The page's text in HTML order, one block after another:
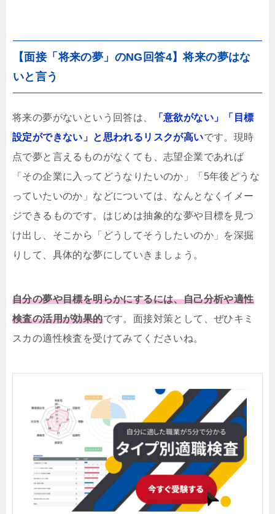
【面接「将来の夢」のNG回答4】将来の夢はな
いと言う
将来の夢がないという回答は、
「意欲がない」「目標
設定ができない」と思われるリスクが高いです。現時
点で夢と言えるものがなくても、志望企業であれば
「その企業に入ってどうなりたいのか」「5年後どうな
っていたいのか」などについては、なんとなくイメー
ジできるものです。はじめは抽象的な夢や目標を見つ
け出し、そこから「どうしてそうしたいのか」を深掘
りして、具体的な夢にしていきましょう。
自分の夢や目標を明らかにするには、自己分析や適性
検査の活用が効果的です。面接対策として、ぜひキミ
スカの適性検査を受けてみてくださいね。